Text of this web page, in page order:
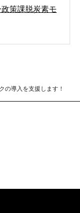
策課脱炭素モ
の導入を支援します！